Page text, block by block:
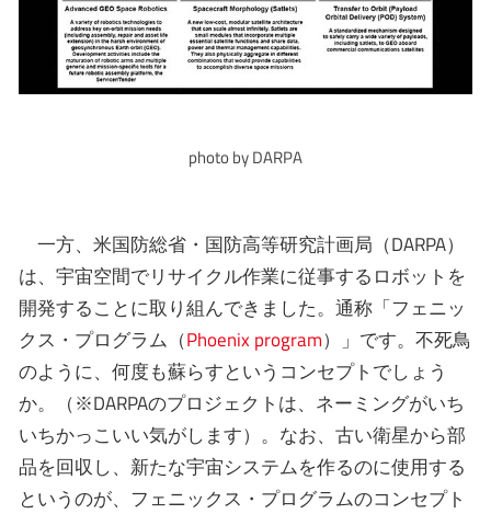
photo by DARPA
一方、米国防総省・国防高等研究計画局（DARPA）
は、宇宙空間でリサイクル作業に従事するロボットを
開発することに取り組んできました。通称「フェニッ
クス・プログラム（Phoenix program）」です。不死鳥
のように、何度も蘇らすというコンセプトでしょう
か。（※DARPAのプロジェクトは、ネーミングがいち
いちかっこいい気がします）。なお、古い衛星から部
品を回収し、新たな宇宙システムを作るのに使用する
というのが、フェニックス・プログラムのコンセプト